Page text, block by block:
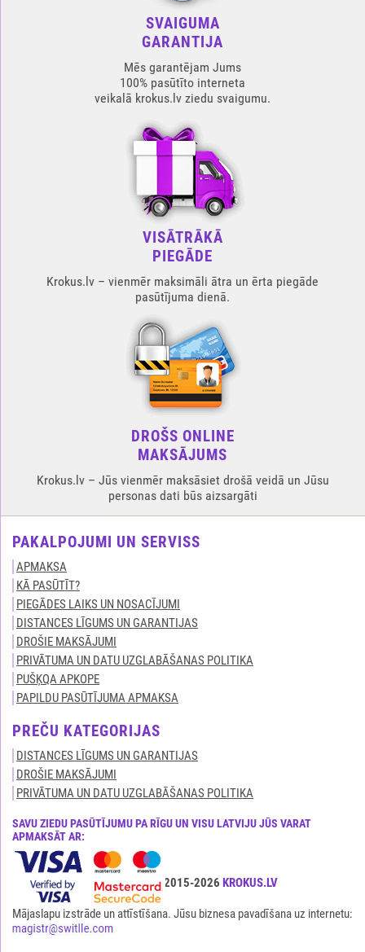
SVAIGUMA
GARANTIJA
Mēs garantējam Jums
100% pasūtīto interneta
veikalā krokus.lv ziedu svaigumu.
VISĀTRĀKĀ
PIEGĀDE
Krokus.lv – vienmēr maksimāli ātra un ērta piegāde
pasūtījuma dienā.
DROŠS ONLINE
MAKSĀJUMS
Krokus.lv – Jūs vienmēr maksāsiet drošā veidā un Jūsu
personas dati būs aizsargāti
PAKALPOJUMI UN SERVISS
APMAKSA
KĀ PASŪTĪT?
PIEGĀDES LAIKS UN NOSACĪJUMI
DISTANCES LĪGUMS UN GARANTIJAS
DROŠIE MAKSĀJUMI
PRIVĀTUMA UN DATU UZGLABĀŠANAS POLITIKA
PUŠĶQA APKOPE
PAPILDU PASŪTĪJUMA APMAKSA
PREČU KATEGORIJAS
DISTANCES LĪGUMS UN GARANTIJAS
DROŠIE MAKSĀJUMI
PRIVĀTUMA UN DATU UZGLABĀŠANAS POLITIKA
SAVU ZIEDU PASŪTĪJUMU PA RĪGU UN VISU LATVIJU JŪS VARAT
APMAKSĀT AR:
Visas tiesības ir aizsargātas© 2015-2026 KROKUS.LV
Mājaslapu izstrāde un attīstīšana. Jūsu biznesa pavadīšana uz internetu: